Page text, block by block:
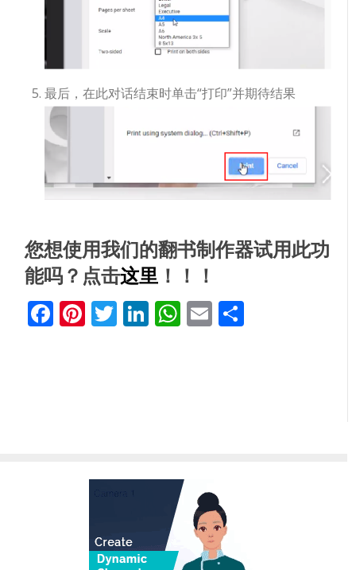
最后，在此对话结束时单击“打印”并期待结果
您想使用我们的翻书制作器试用此功
能吗？点击这里 ！！！
Facebook
Pinterest
Twitter
LinkedIn
WhatsApp
Email